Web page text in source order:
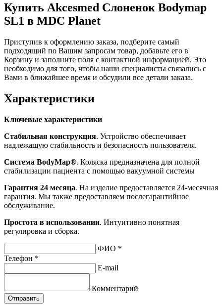
Купить Akcesmed Слоненок Bodymap
SL1 в MDC Planet
Приступив к оформлению заказа, подберите самый
подходящий по Вашим запросам товар, добавьте его в
Корзину и заполните поля с контактной информацией. Это
необходимо для того, чтобы наши специалисты связались с
Вами в ближайшее время и обсудили все детали заказа.
Характеристики
Ключевые характеристики
Стабильная конструкция. Устройство обеспечивает
надлежащую стабильность и безопасность пользователя.
Система BodyMap®. Коляска предназначена для полной
стабилизации пациента с помощью вакуумной системы
Гарантия 24 месяца. На изделие предоставляется 24-месячная
гарантия. Мы также предоставляем послегарантийное
обслуживание.
Простота в использовании. Интуитивно понятная
регулировка и сборка.
ФИО *
Телефон *
E-mail
Комментарий
Отправить